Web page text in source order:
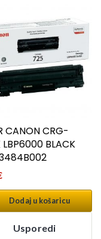
CANON CRG-
BLACK
Dodaj u košaricu
Usporedi